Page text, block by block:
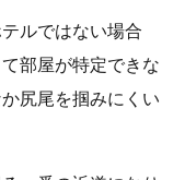
ルではない場合
部屋が特定できな
尻尾を掴みにくい